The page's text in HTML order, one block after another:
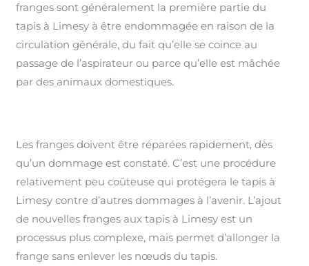
franges sont généralement la première partie du
tapis à Limesy à être endommagée en raison de la
circulation générale, du fait qu’elle se coince au
passage de l’aspirateur ou parce qu’elle est mâchée
par des animaux domestiques.
Les franges doivent être réparées rapidement, dès
qu’un dommage est constaté. C’est une procédure
relativement peu coûteuse qui protégera le tapis à
Limesy contre d’autres dommages à l’avenir. L’ajout
de nouvelles franges aux tapis à Limesy est un
processus plus complexe, mais permet d’allonger la
frange sans enlever les nœuds du tapis.